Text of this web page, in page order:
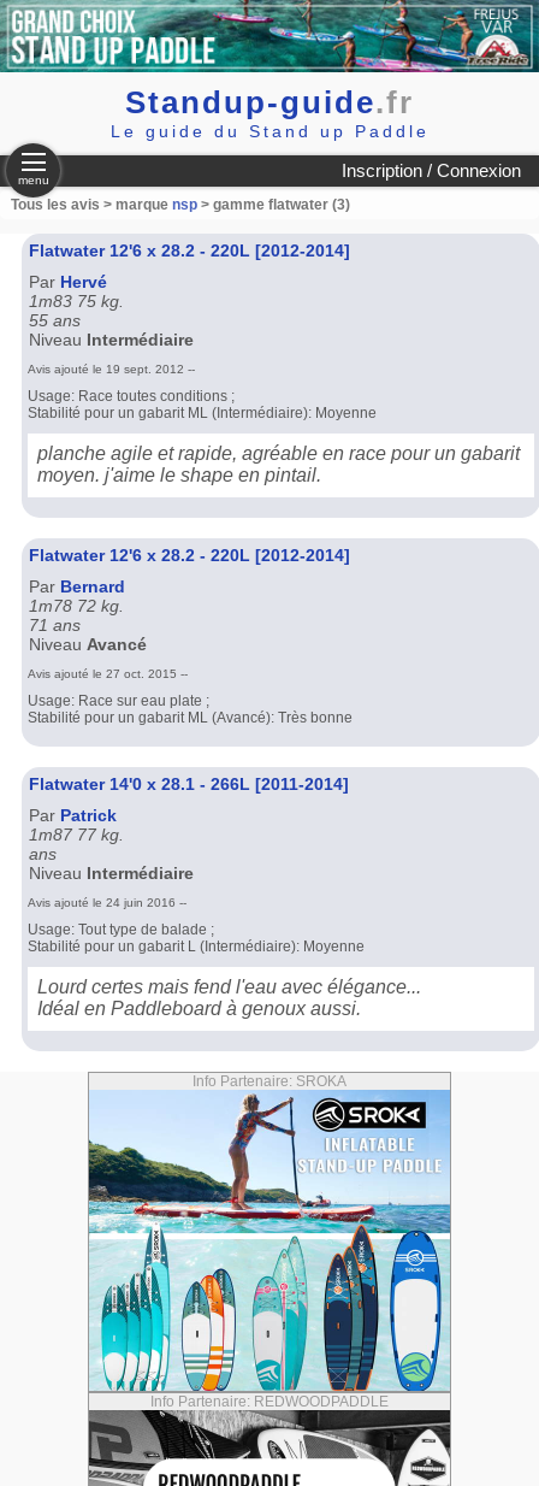
Standup-guide.fr
Le guide du Stand up Paddle
Inscription / Connexion
menu
Tous les avis > marque nsp> gamme flatwater (3)
Flatwater 12'6 x 28.2 - 220L [2012-2014]
Par Hervé
1m83 75 kg.
55 ans
Niveau Intermédiaire
Avis ajouté le 19 sept. 2012 --
Usage: Race toutes conditions ;
Stabilité pour un gabarit ML (Intermédiaire): Moyenne
planche agile et rapide, agréable en race pour un gabarit
moyen. j'aime le shape en pintail.
Flatwater 12'6 x 28.2 - 220L [2012-2014]
Par Bernard
1m78 72 kg.
71 ans
Niveau Avancé
Avis ajouté le 27 oct. 2015 --
Usage: Race sur eau plate ;
Stabilité pour un gabarit ML (Avancé): Très bonne
Flatwater 14'0 x 28.1 - 266L [2011-2014]
Par Patrick
1m87 77 kg.
ans
Niveau Intermédiaire
Avis ajouté le 24 juin 2016 --
Usage: Tout type de balade ;
Stabilité pour un gabarit L (Intermédiaire): Moyenne
Lourd certes mais fend l'eau avec élégance...
Idéal en Paddleboard à genoux aussi.
Info Partenaire: SROKA
Info Partenaire: REDWOODPADDLE